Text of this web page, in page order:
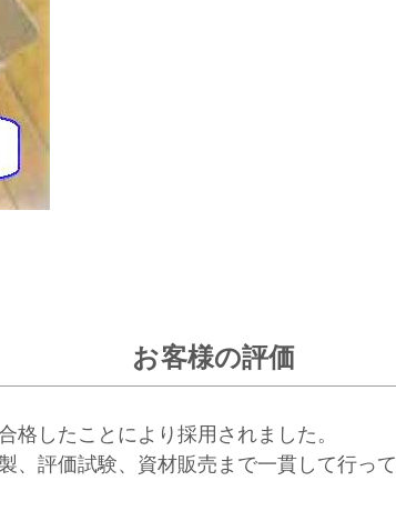
お客様の評価
格したことにより採用されました。
、評価試験、資材販売まで一貫して行っ